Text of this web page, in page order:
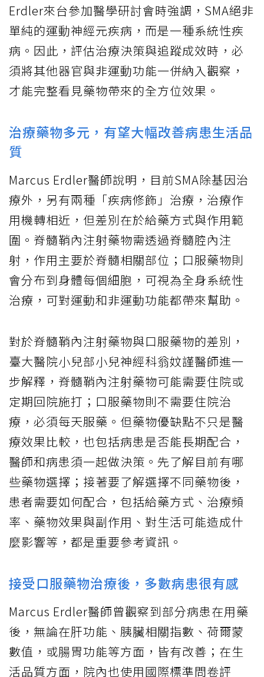
Erdler來台參加醫學研討會時強調，SMA絕非
單純的運動神經元疾病，而是一種系統性疾
病。因此，評估治療決策與追蹤成效時，必
須將其他器官與非運動功能一併納入觀察，
才能完整看見藥物帶來的全方位效果。
治療藥物多元，有望大幅改善病患生活品
質
Marcus Erdler醫師說明，目前SMA除基因治
療外，另有兩種「疾病修飾」治療，治療作
用機轉相近，但差別在於給藥方式與作用範
圍。脊髓鞘內注射藥物需透過脊髓腔內注
射，作用主要於脊髓相關部位；口服藥物則
會分布到身體每個細胞，可視為全身系統性
治療，可對運動和非運動功能都帶來幫助。
對於脊髓鞘內注射藥物與口服藥物的差別，
臺大醫院小兒部小兒神經科翁妏謹醫師進一
步解釋，脊髓鞘內注射藥物可能需要住院或
定期回院施打；口服藥物則不需要住院治
療，必須每天服藥。但藥物優缺點不只是醫
療效果比較，也包括病患是否能長期配合，
醫師和病患須一起做決策。先了解目前有哪
些藥物選擇；接著要了解選擇不同藥物後，
患者需要如何配合，包括給藥方式、治療頻
率、藥物效果與副作用、對生活可能造成什
麼影響等，都是重要參考資訊。
接受口服藥物治療後，多數病患很有感
Marcus Erdler醫師曾觀察到部分病患在用藥
後，無論在肝功能、胰臟相關指數、荷爾蒙
數值，或腸胃功能等方面，皆有改善；在生
活品質方面，院內也使用國際標準問卷評